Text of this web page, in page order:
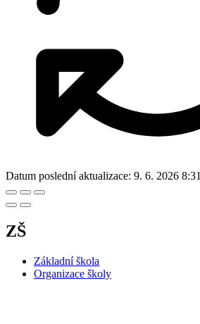
Datum poslední aktualizace: 9. 6. 2026 8:31
ZŠ
Základní škola
Organizace školy